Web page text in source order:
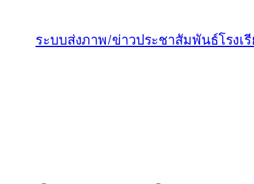
ระบบส่งภาพ/ข่าวประชาสัมพันธ์โรงเ